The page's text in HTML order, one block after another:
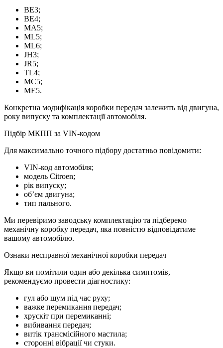
BE3;
BE4;
MA5;
ML5;
ML6;
JH3;
JR5;
TL4;
MC5;
ME5.
Конкретна модифікація коробки передач залежить від двигуна,
року випуску та комплектації автомобіля.
Підбір МКПП за VIN-кодом
Для максимально точного підбору достатньо повідомити:
VIN-код автомобіля;
модель Citroen;
рік випуску;
об’єм двигуна;
тип пального.
Ми перевіримо заводську комплектацію та підберемо
механічну коробку передач, яка повністю відповідатиме
вашому автомобілю.
Ознаки несправної механічної коробки передач
Якщо ви помітили один або декілька симптомів,
рекомендуємо провести діагностику:
гул або шум під час руху;
важке перемикання передач;
хрускіт при перемиканні;
вибивання передач;
витік трансмісійного мастила;
сторонні вібрації чи стуки.